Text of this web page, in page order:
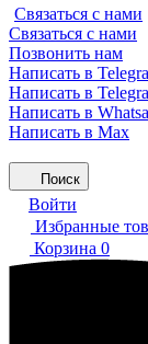
Связаться с нами
Связаться с нами
Позвонить нам
Написать в
Написать в
Написать в
Написать в Max
Поиск
Войти
Избранные
Корзина 0